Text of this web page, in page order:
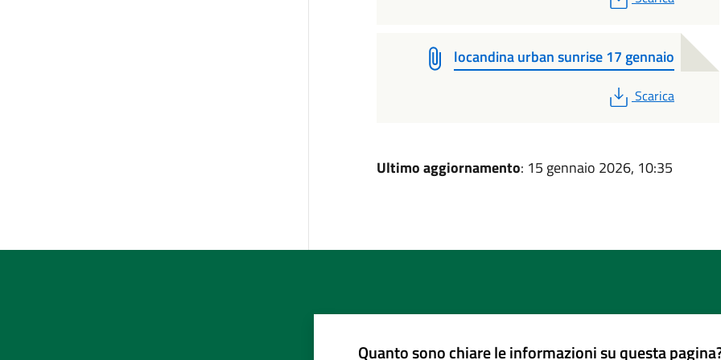
locandina urban sunrise 17 gennaio
PDF
Scarica
Ultimo aggiornamento: 15 gennaio 2026, 10:35
Quanto sono chiare le informazioni su questa